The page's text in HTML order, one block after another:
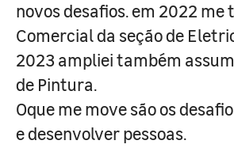
novos desafios. em 2022
Comercial da seção de
2023 ampliei também
de Pintura.
Oque me move são os
e desenvolver pessoas.